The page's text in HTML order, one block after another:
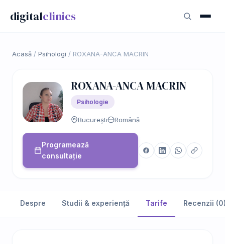
digitalclinics
Acasă / Psihologi / ROXANA-ANCA MACRIN
ROXANA-ANCA MACRIN
Psihologie
București Română
Programează
consultație
Despre Studii & experiență Tarife Recenzii